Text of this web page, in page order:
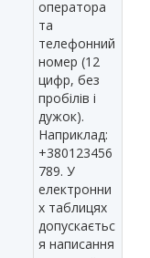
оператора
та
телефонний
номер (12
цифр, без
пробілів і
дужок).
Наприклад:
+380123456
789. У
електронни
х таблицях
допускаєтьс
я написання